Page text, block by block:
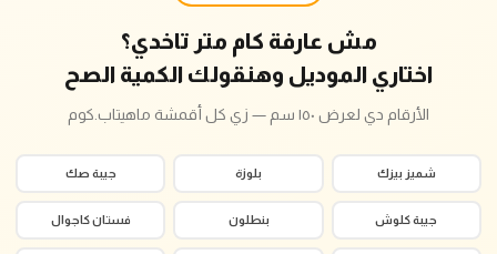
مش عارفة كام متر تاخدي؟
اختاري الموديل وهنقولك الكمية الصح
الأرقام دي لعرض ١٥٠ سم — زي كل أقمشة ماهيتاب.كوم
شميز بيزك بلوزة جيبة صك
جيبة كلوش بنطلون فستان كاجوال